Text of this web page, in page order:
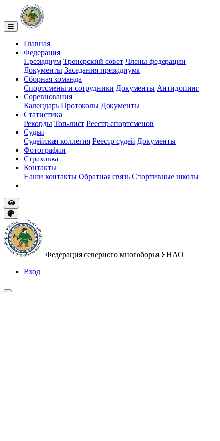
Главная
Федерация
Президиум Тренерский совет Члены федерации
Документы Заседания президиума
Сборная команда
Спортсмены и сотрудники Документы Антидопинг
Соревнования
Календарь Протоколы Документы
Статистика
Рекорды Топ-лист Реестр спортсменов
Судьи
Судейская коллегия Реестр судей Документы
Фотографии
Страховка
Контакты
Наши контакты Обратная связь Спортивные школы
Федерация северного многоборья ЯНАО
Вход